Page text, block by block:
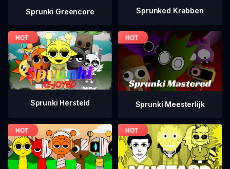
Sprunki Greencore Sprunked Krabben
Sprunki Hersteld Sprunki Meesterlijk